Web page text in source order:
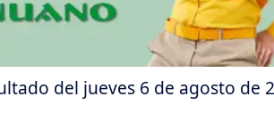
del jueves 6 de agosto de